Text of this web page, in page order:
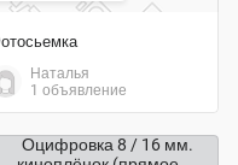
Наталья
1 объявление